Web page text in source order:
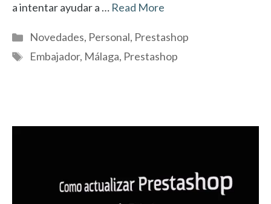
a intentar ayudar a … Read More
Categorías
Novedades, Personal, Prestashop
Etiquetas
Embajador, Málaga, Prestashop